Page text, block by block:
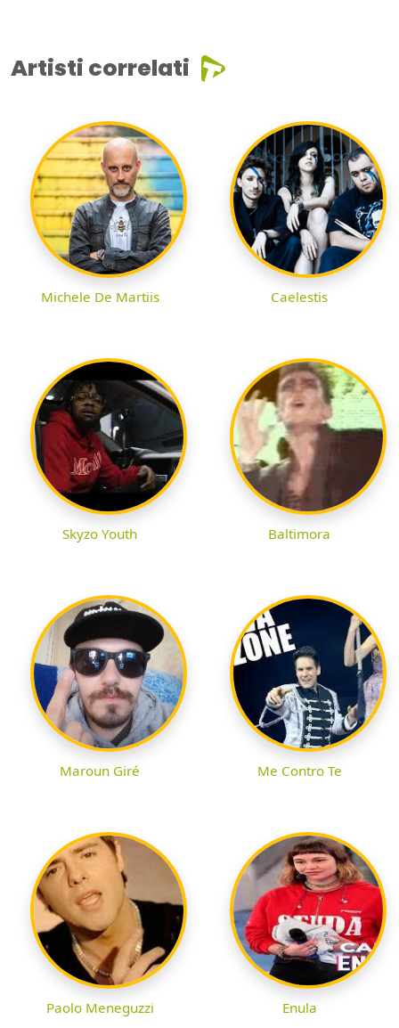
Artisti correlati
Michele De Martiis Caelestis
Skyzo Youth Baltimora
Maroun Giré Me Contro Te
Paolo Meneguzzi Enula